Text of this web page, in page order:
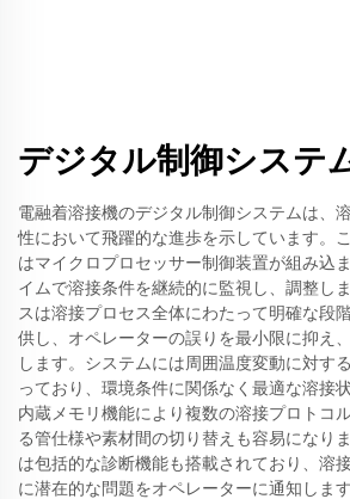
デジタル制御システ
電融着溶接機のデジタル制御システムは、
性において飛躍的な進歩を示しています。
はマイクロプロセッサー制御装置が組み込
イムで溶接条件を継続的に監視し、調整し
スは溶接プロセス全体にわたって明確な段
供し、オペレーターの誤りを最小限に抑え
します。システムには周囲温度変動に対す
っており、環境条件に関係なく最適な溶接
内蔵メモリ機能により複数の溶接プロトコ
る管仕様や素材間の切り替えも容易になり
は包括的な診断機能も搭載されており、溶
に潜在的な問題をオペレーターに通知しま